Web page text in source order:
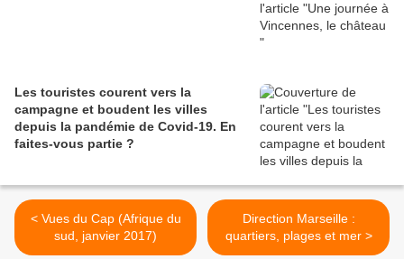
Les touristes courent vers la
campagne et boudent les villes
depuis la pandémie de Covid‑19. En
faites‑vous partie ?
< Vues du Cap (Afrique du
sud, janvier 2017)
Direction Marseille :
quartiers, plages et mer >